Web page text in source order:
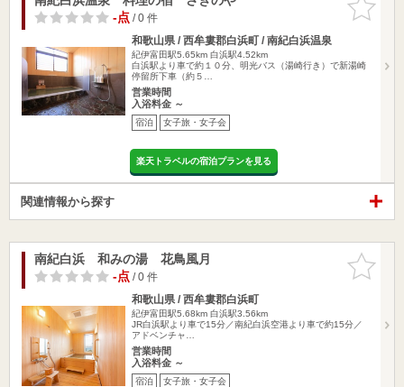
りに追加
-点/ 0 件
和歌山県 / 西牟婁郡白浜町 / 南紀白浜温泉
紀伊富田駅5.65km 白浜駅4.52km
白浜駅より車で約１０分、明光バス（湯崎行き）で新湯崎
停留所下車（約５…
営業時間
入浴料金 ～
宿泊 女子旅・女子会
楽天トラベルの宿泊プランを見る
関連情報から探す
お気に入
りに追加
南紀白浜 和みの湯 花鳥風月
-点/ 0 件
和歌山県 / 西牟婁郡白浜町
紀伊富田駅5.68km 白浜駅3.56km
JR白浜駅より車で15分／南紀白浜空港より車で約15分／
アドベンチャ…
営業時間
入浴料金 ～
宿泊 女子旅・女子会